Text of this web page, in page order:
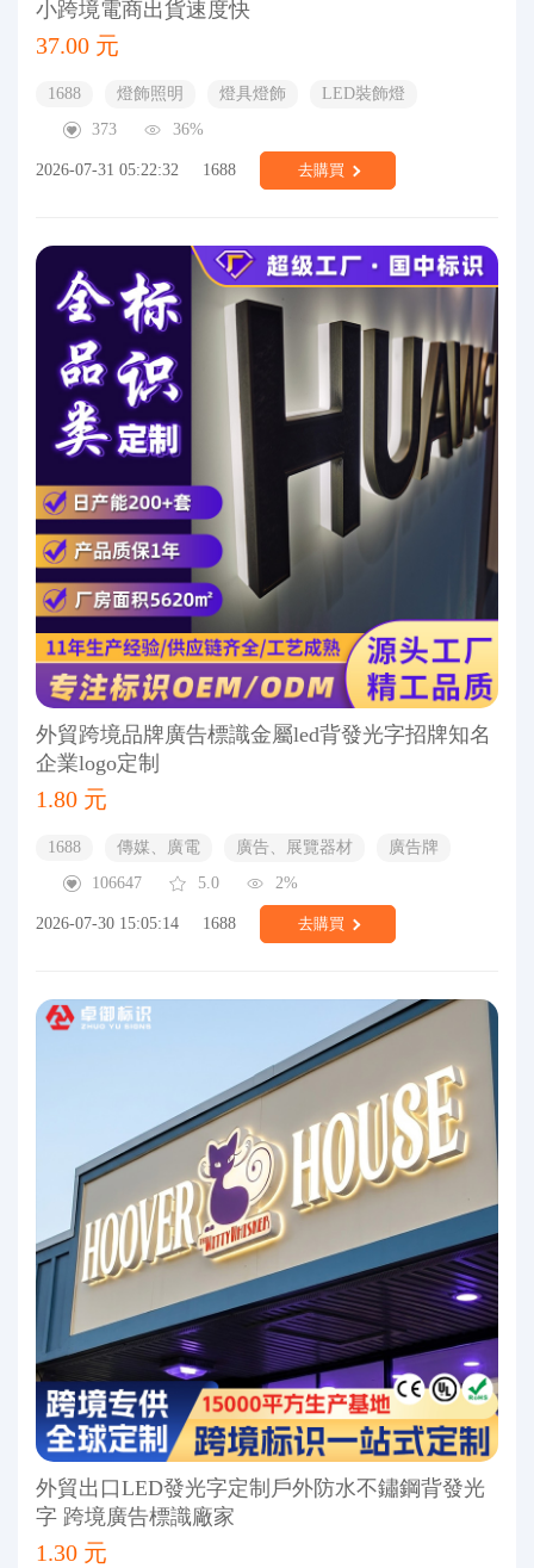
小跨境電商出貨速度快
37.00 元
1688 燈飾照明 燈具燈飾
LED裝飾燈
373
36%
2026-07-31 05:22:32 1688 去購買
外貿跨境品牌廣告標識金屬led背發光字招牌知名
企業logo定制
1.80 元
1688 傳媒、廣電 廣告、展覽器材
廣告牌
106647
5.0 2%
2026-07-30 15:05:14 1688 去購買
外貿出口LED發光字定制戶外防水不鏽鋼背發光
字 跨境廣告標識廠家
1.30 元